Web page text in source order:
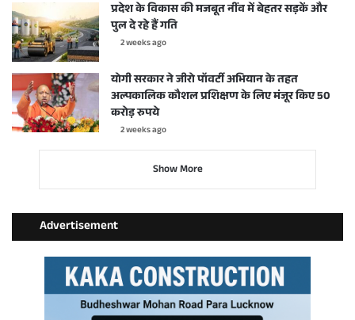
प्रदेश के विकास की मजबूत नींव में बेहतर सड़कें और
पुल दे रहे हैं गति
2 weeks ago
योगी सरकार ने जीरो पॉवर्टी अभियान के तहत
अल्पकालिक कौशल प्रशिक्षण के लिए मंजूर किए 50
करोड़ रुपये
2 weeks ago
Show More
Advertisement